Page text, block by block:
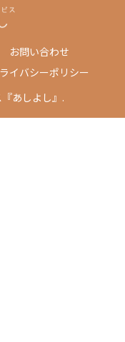
お問い合わせ
イバシーポリシー
あしよし』.